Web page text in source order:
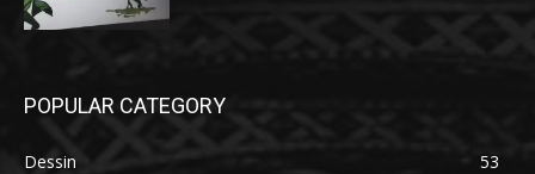
POPULAR CATEGORY
Dessin
53